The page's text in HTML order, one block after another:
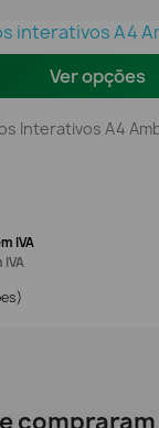
Ver opções
Interativos A4
IVA
IVA